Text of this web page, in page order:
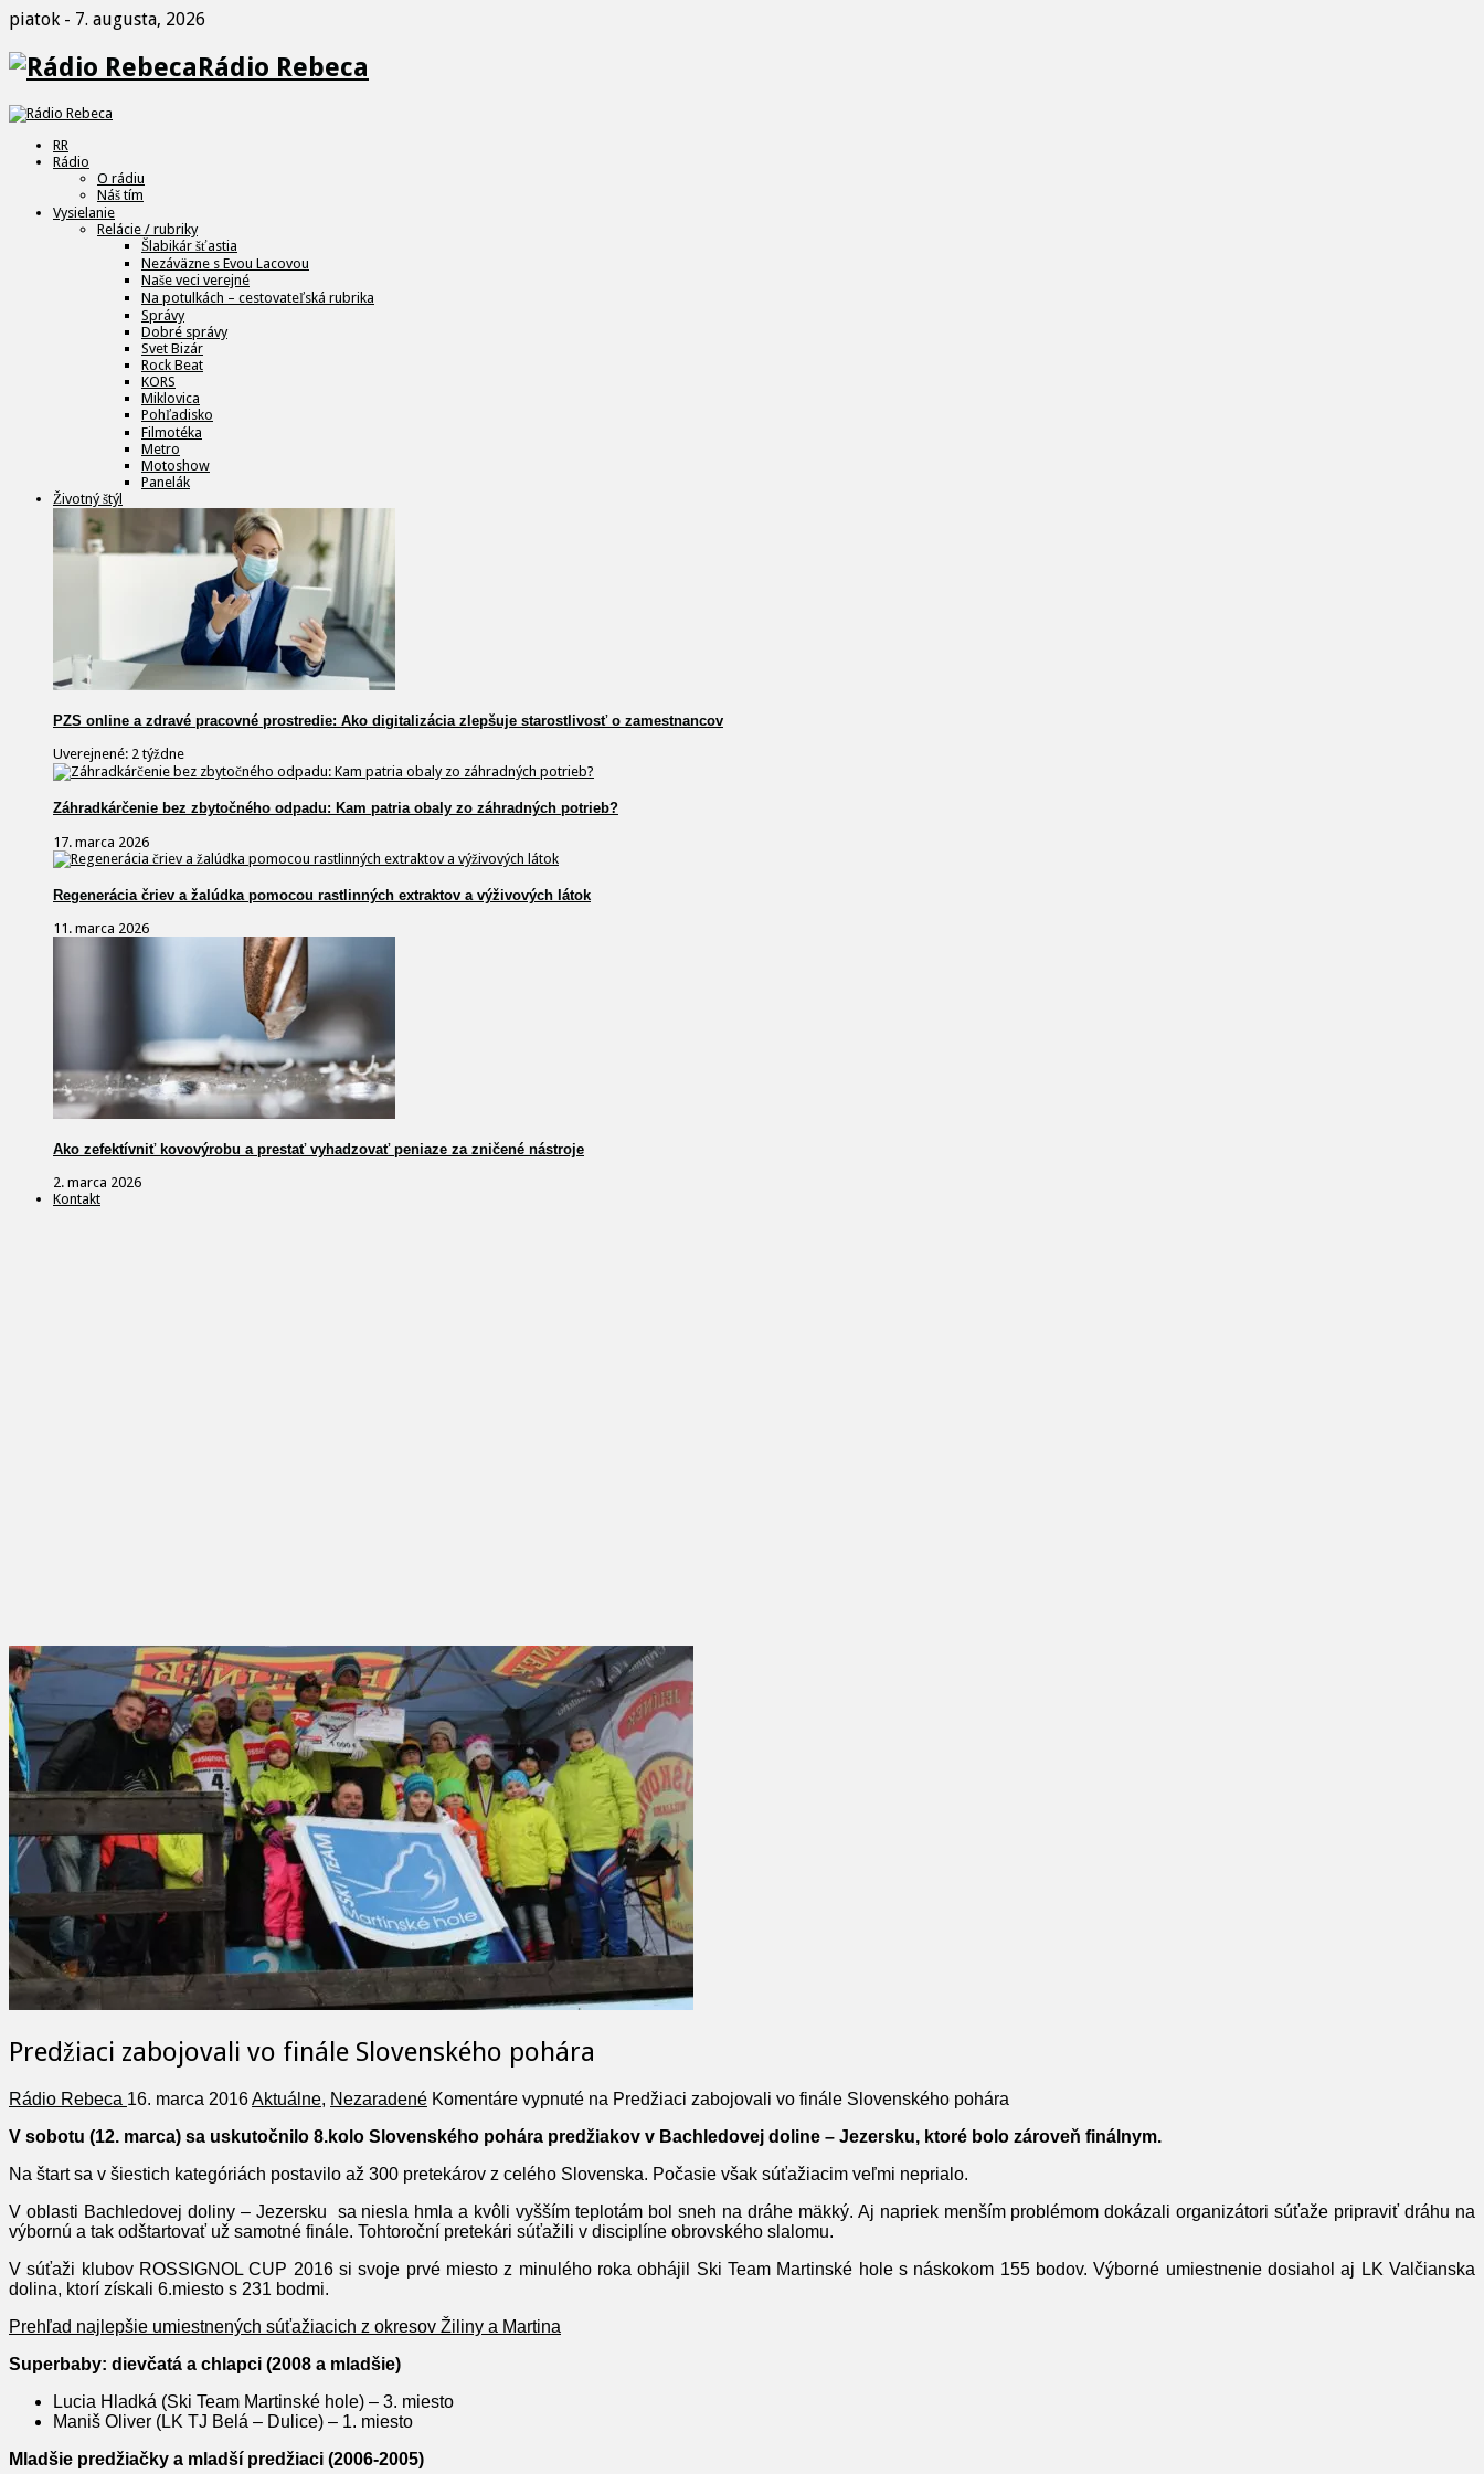
piatok - 7. augusta, 2026
Rádio Rebeca
RR
Rádio
O rádiu
Náš tím
Vysielanie
Relácie / rubriky
Šlabikár šťastia
Nezáväzne s Evou Lacovou
Naše veci verejné
Na potulkách – cestovateľská rubrika
Správy
Dobré správy
Svet Bizár
Rock Beat
KORS
Miklovica
Pohľadisko
Filmotéka
Metro
Motoshow
Panelák
Životný štýl
PZS online a zdravé pracovné prostredie: Ako digitalizácia zlepšuje starostlivosť o zamestnancov
Uverejnené: 2 týždne
Záhradkárčenie bez zbytočného odpadu: Kam patria obaly zo záhradných potrieb?
17. marca 2026
Regenerácia čriev a žalúdka pomocou rastlinných extraktov a výživových látok
11. marca 2026
Ako zefektívniť kovovýrobu a prestať vyhadzovať peniaze za zničené nástroje
2. marca 2026
Kontakt
Predžiaci zabojovali vo finále Slovenského pohára
Rádio Rebeca 16. marca 2016Aktuálne, Nezaradené Komentáre vypnuté na Predžiaci zabojovali vo finále Slovenského pohára
V sobotu (12. marca) sa uskutočnilo 8.kolo Slovenského pohára predžiakov v Bachledovej doline – Jezersku, ktoré bolo zároveň finálnym.
Na štart sa v šiestich kategóriách postavilo až 300 pretekárov z celého Slovenska. Počasie však súťažiacim veľmi neprialo.
V oblasti Bachledovej doliny – Jezersku sa niesla hmla a kvôli vyšším teplotám bol sneh na dráhe mäkký. Aj napriek menším problémom dokázali organizátori súťaže pripraviť dráhu na
výbornú a tak odštartovať už samotné finále. Tohtoroční pretekári súťažili v disciplíne obrovského slalomu.
V súťaži klubov ROSSIGNOL CUP 2016 si svoje prvé miesto z minulého roka obhájil Ski Team Martinské hole s náskokom 155 bodov. Výborné umiestnenie dosiahol aj LK Valčianska
dolina, ktorí získali 6.miesto s 231 bodmi.
Prehľad najlepšie umiestnených súťažiacich z okresov Žiliny a Martina
Superbaby: dievčatá a chlapci (2008 a mladšie)
Lucia Hladká (Ski Team Martinské hole) – 3. miesto
Maniš Oliver (LK TJ Belá – Dulice) – 1. miesto
Mladšie predžiačky a mladší predžiaci (2006-2005)